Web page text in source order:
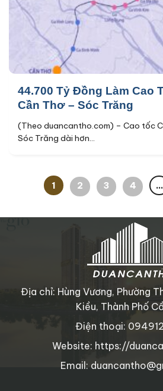
44.700 Tỷ Đồng Làm Cao
Cần Thơ – Sóc Trăng
(Theo duancantho.com) – Cao tốc
Sóc Trăng dài hơn...
1 2 3 4 …
Địa chỉ: Hùng Vương, Phường
Kiều, Thành Phố
Điện thoại:
Website: https://
Email: